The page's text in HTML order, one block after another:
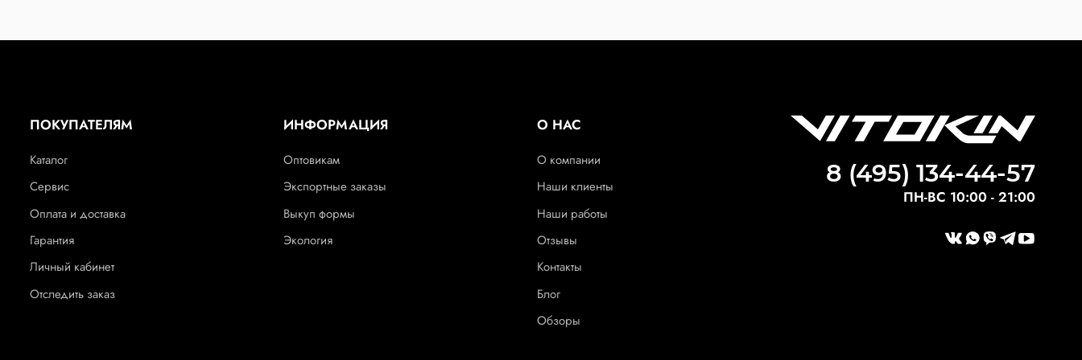
ПОКУПАТЕЛЯМ
Каталог
Сервис
Оплата и доставка
Гарантия
Личный кабинет
Отследить заказ
ИНФОРМАЦИЯ
Оптовикам
Экспортные заказы
Выкуп формы
Экология
О НАС
О компании
Наши клиенты
Наши работы
Отзывы
Контакты
Блог
Обзоры
8 (495) 134-44-57
ПН-ВС 10:00 - 21:00